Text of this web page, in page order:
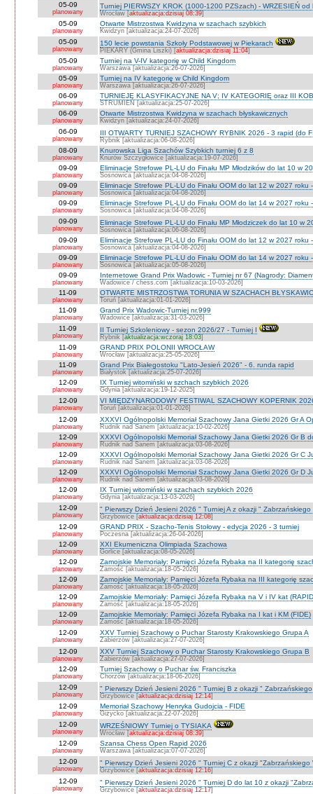
05-09
planowany
Turniej PIERWSZY KROK (1000-1200 PZSzach) - WRZESIEŃ od
Wrocław [aktualizacja:dzisiaj 08:39]
05-09
planowany
Otwarte Mistrzostwa Kwidzyna w szachach szybkich
Kwidzyn [aktualizacja:24-07-2026]
05-09
planowany
150 lecie powstania Szkoły Podstawowej w Piekarach
PIEKARY (Gmina Liszki) [aktualizacja:dzisiaj 11:04]
05-09
planowany
Turniej na V-IV kategorię w Child Kingdom
Warszawa [aktualizacja:26-07-2026]
05-09
planowany
Turniej na IV kategorię w Child Kingdom
Warszawa [aktualizacja:26-07-2026]
06-09
planowany
TURNIEJE KLASYFIKACYJNE NA V; IV KATEGORIĘ oraz III
STRUMIEŃ [aktualizacja:25-07-2026]
06-09
planowany
Otwarte Mistrzostwa Kwidzyna w szachach błyskawicznych
Kwidzyn [aktualizacja:24-07-2026]
06-09
planowany
III OTWARTY TURNIEJ SZACHOWY RYBNIK 2026 - 3 rapid (do
Rybnik [aktualizacja:06-08-2026]
08-09
planowany
Knurowska Liga Szachów Szybkich turniej 6 z 8
Knurów Szczygłowice [aktualizacja:19-07-2026]
09-09
planowany
Eliminacje Strefowe PL-LU do Finału MP Młodzików do lat 10 w
Sosnowica [aktualizacja:04-08-2026]
09-09
planowany
Eliminacje Strefowe PL-LU do Finału OOM do lat 12 w 2027 roku
Sosnowica [aktualizacja:04-08-2026]
09-09
planowany
Eliminacje Strefowe PL-LU do Finału OOM do lat 14 w 2027 roku
Sosnowica [aktualizacja:04-08-2026]
09-09
planowany
Eliminacje Strefowe PL-LU do Finału MP Młodziczek do lat 10 w
Sosnowica [aktualizacja:06-08-2026]
09-09
planowany
Eliminacje Strefowe PL-LU do Finału OOM do lat 12 w 2027 roku
Sosnowica [aktualizacja:04-08-2026]
09-09
planowany
Eliminacje Strefowe PL-LU do Finału OOM do lat 14 w 2027 roku
Sosnowica [aktualizacja:05-08-2026]
09-09
planowany
Internetowe Grand Prix Wadowic - Turniej nr 67 (Nagrody:
Wadowice / chess.com [aktualizacja:10-03-2026]
11-09
planowany
OTWARTE MISTRZOSTWA TORUNIA W SZACHACH
Toruń [aktualizacja:01-01-2026]
11-09
planowany
Grand Prix Wadowic-Turniej nr.999
Wadowice [aktualizacja:31-03-2026]
11-09
planowany
II Turniej Szkoleniowy - sezon 2026/27 - Turniej I
Rybnik [aktualizacja:wczoraj 18:03]
11-09
planowany
GRAND PRIX POLONII WROCŁAW
Wrocław [aktualizacja:25-05-2026]
11-09
planowany
Grand Prix Białegostoku "Lato-Jesień 2026" - 6. runda rapid
Białystok [aktualizacja:25-07-2026]
12-09
planowany
IX Turniej witomiński w szchach szybkich 2026
Gdynia [aktualizacja:19-12-2025]
12-09
planowany
VI MIĘDZYNARODOWY FESTIWAL SZACHOWY KOPERNIK
Toruń [aktualizacja:01-01-2026]
12-09
planowany
XXXVI Ogólnopolski Memoriał Szachowy Jana Gietki 2026 Gr A
Rudnik nad Sanem [aktualizacja:10-02-2026]
12-09
planowany
XXXVI Ogólnopolski Memoriał Szachowy Jana Gietki 2026 Gr B
Rudnik nad Sanem [aktualizacja:03-08-2026]
12-09
planowany
XXXVI Ogólnopolski Memoriał Szachowy Jana Gietki 2026 Gr C
Rudnik nad Sanem [aktualizacja:03-08-2026]
12-09
planowany
XXXVI Ogólnopolski Memoriał Szachowy Jana Gietki 2026 Gr D
Rudnik nad Sanem [aktualizacja:03-08-2026]
12-09
planowany
IX Turniej witomiński w szachach szybkich 2026
Gdynia [aktualizacja:13-03-2026]
12-09
planowany
" Pierwszy Dzień Jesieni 2026 " Turniej A z okazji " Zabrzańskiego
Grzybowice [aktualizacja:dzisiaj 12:08]
12-09
planowany
GRAND PRIX - Szacho-Tenis Stołowy - edycja 2026 - 3 turniej
Poczesna [aktualizacja:26-04-2026]
12-09
planowany
XXI Ekumeniczna Olimpiada Szachowa
Gorlice [aktualizacja:08-05-2026]
12-09
planowany
Zamojskie Memoriały: Pamięci Józefa Rybaka na II kategorię
Zamość [aktualizacja:18-05-2026]
12-09
planowany
Zamojskie Memoriały: Pamięci Józefa Rybaka na III kategorię
Zamość [aktualizacja:18-05-2026]
12-09
planowany
Zamojskie Memoriały: Pamięci Józefa Rybaka na V i IV kat
Zamość [aktualizacja:18-05-2026]
12-09
planowany
Zamojskie Memoriały: Pamięci Józefa Rybaka na I kat i KM (FIDE)
Zamość [aktualizacja:18-05-2026]
12-09
planowany
XXV Turniej Szachowy o Puchar Starosty Krakowskiego Grupa A
Zabierzów [aktualizacja:27-07-2026]
12-09
planowany
XXV Turniej Szachowy o Puchar Starosty Krakowskiego Grupa B
Zabierzów [aktualizacja:27-07-2026]
12-09
planowany
Turniej Szachowy o Puchar św. Franciszka
Chorzów [aktualizacja:18-06-2026]
12-09
planowany
" Pierwszy Dzień Jesieni 2026 " Turniej B z okazji "
Grzybowice [aktualizacja:dzisiaj 12:14]
12-09
planowany
Memoriał Szachowy Henryka Gudojcia - FIDE
Giżycko [aktualizacja:22-07-2026]
12-09
planowany
WRZEŚNIOWY Turniej o TYSIAKA
Wrocław [aktualizacja:dzisiaj 08:39]
12-09
planowany
Szansa Chess Open Rapid 2026
Warszawa [aktualizacja:07-07-2026]
12-09
planowany
" Pierwszy Dzień Jesieni 2026 " Turniej C z okazji "Zabrzańskiego
Grzybowice [aktualizacja:dzisiaj 12:16]
12-09
planowany
" Pierwszy Dzień Jesieni 2026 " Turniej D do lat 10 z okazji
Grzybowice [aktualizacja:dzisiaj 12:17]